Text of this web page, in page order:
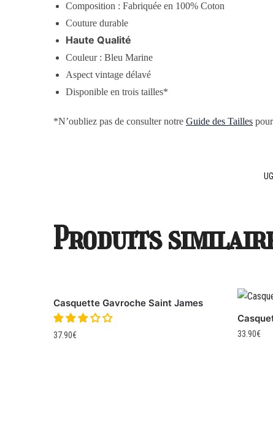
Composition : Fabriquée en 100% Coton
Couture durable
Haute Qualité
Couleur : Bleu Marine
Aspect vintage délavé
Disponible en trois tailles*
*N’oubliez pas de consulter notreGuide des Tailles
Produits
Casquette Gavroche Saint James
37.90€ 33.90€